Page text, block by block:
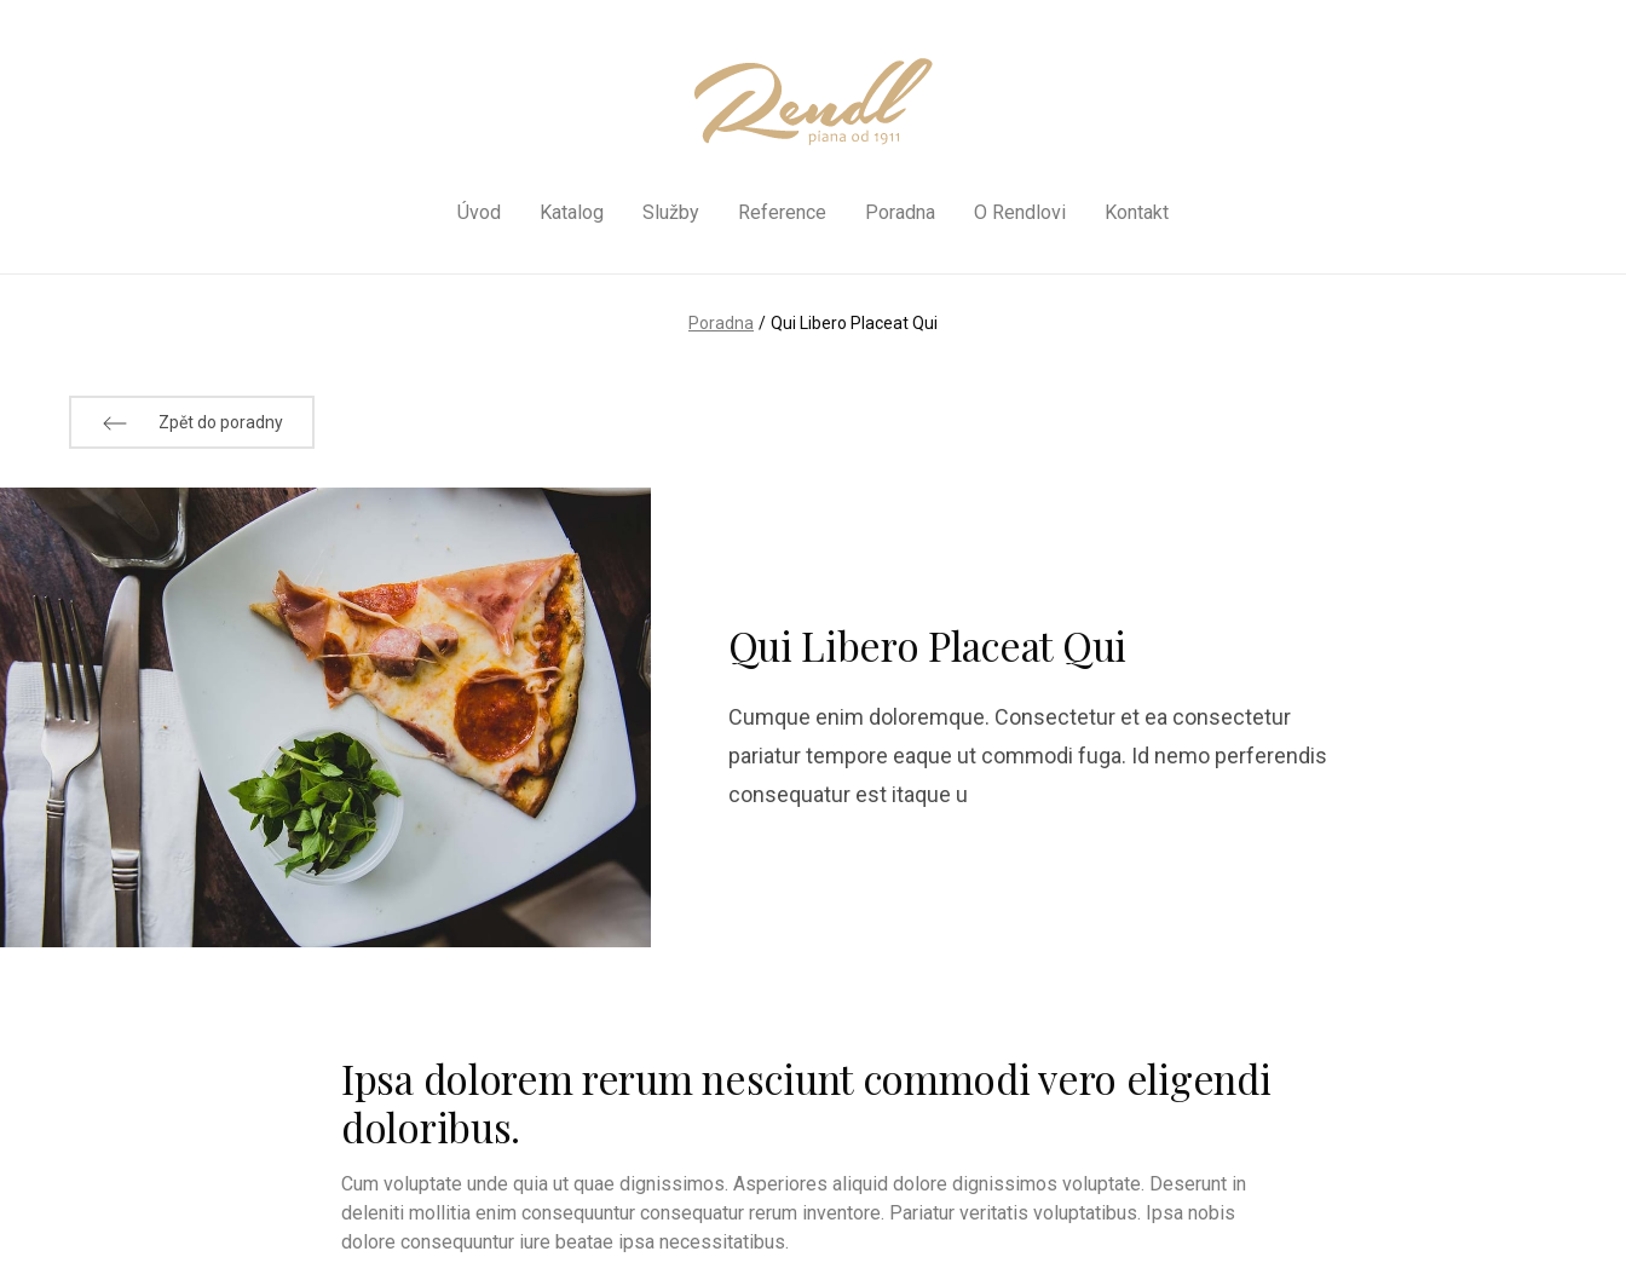
Úvod Katalog Služby Reference Poradna O Rendlovi Kontakt
Poradna / Qui Libero Placeat Qui
Zpět do poradny
Qui Libero Placeat Qui
Cumque enim doloremque. Consectetur et ea consectetur
pariatur tempore eaque ut commodi fuga. Id nemo perferendis
consequatur est itaque u
Ipsa dolorem rerum nesciunt commodi vero eligendi
doloribus.
Cum voluptate unde quia ut quae dignissimos. Asperiores aliquid dolore dignissimos voluptate. Deserunt in
deleniti mollitia enim consequuntur consequatur rerum inventore. Pariatur veritatis voluptatibus. Ipsa nobis
dolore consequuntur iure beatae ipsa necessitatibus.